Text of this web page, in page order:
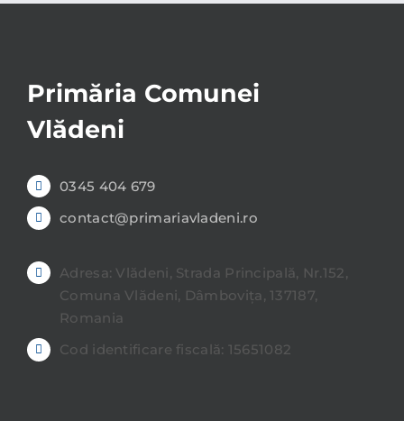
Primăria Comunei
Vlădeni
0345 404 679
contact@primariavladeni.ro
Adresa: Vlădeni, Strada Principală, Nr.152,
Comuna Vlădeni, Dâmbovița, 137187,
Romania
Cod identificare fiscală: 15651082